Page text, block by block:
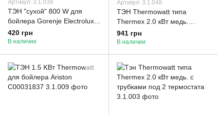
Артикул: 3.1.039
ТЭН "сухой" 800 W для
бойлера Gorenje Electrolux
Thermowatt
420 грн
В наличии
Артикул: 3.1.048
ТЭН Thermowatt типа
Thermex 2.0 кВт медь.
изогнутый дважды с
трубками под 2 термостата
941 грн
В наличии